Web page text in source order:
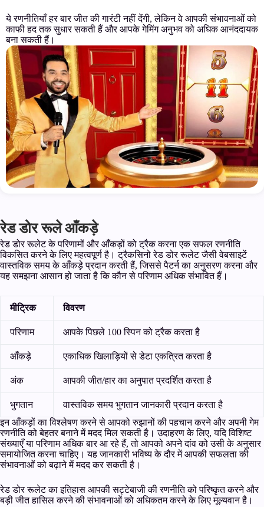
ये रणनीतियाँ हर बार जीत की गारंटी नहीं देंगी, लेकिन वे आपकी संभावनाओं को
काफी हद तक सुधार सकती हैं और आपके गेमिंग अनुभव को अधिक आनंददायक
बना सकती हैं।
रेड डोर रूले आँकड़े
रेड डोर रूलेट के परिणामों और आँकड़ों को ट्रैक करना एक सफल रणनीति
विकसित करने के लिए महत्वपूर्ण है। ट्रैकसिनो रेड डोर रूलेट जैसी वेबसाइटें
वास्तविक समय के आँकड़े प्रदान करती हैं, जिससे पैटर्न का अनुसरण करना और
यह समझना आसान हो जाता है कि कौन से परिणाम अधिक संभावित हैं।
मीट्रिक विवरण
परिणाम आपके पिछले 100 स्पिन को ट्रैक करता है
आँकड़े एकाधिक खिलाड़ियों से डेटा एकत्रित करता है
अंक आपकी जीत/हार का अनुपात प्रदर्शित करता है
भुगतान
वास्तविक समय भुगतान जानकारी प्रदान करता है
इन आँकड़ों का विश्लेषण करने से आपको रुझानों की पहचान करने और अपनी गेम
रणनीति को बेहतर बनाने में मदद मिल सकती है। उदाहरण के लिए, यदि विशिष्ट
संख्याएँ या परिणाम अधिक बार आ रहे हैं, तो आपको अपने दांव को उसी के अनुसार
समायोजित करना चाहिए। यह जानकारी भविष्य के दौर में आपकी सफलता की
संभावनाओं को बढ़ाने में मदद कर सकती है।
रेड डोर रूलेट का इतिहास आपकी सट्टेबाजी की रणनीति को परिष्कृत करने और
बड़ी जीत हासिल करने की संभावनाओं को अधिकतम करने के लिए मूल्यवान है।